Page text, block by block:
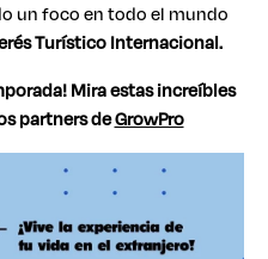
un foco en todo el mundo
Turístico Internacional.
Mira estas increíbles
partners deGrowPro